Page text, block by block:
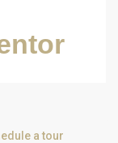
a tour